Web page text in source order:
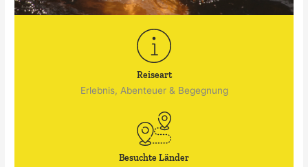
Reiseart
Erlebnis, Abenteuer & Begegnung
Besuchte Länder